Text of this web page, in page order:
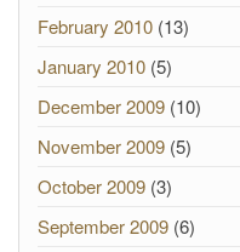
February 2010 (13)
January 2010 (5)
December 2009 (10)
November 2009 (5)
October 2009 (3)
September 2009 (6)